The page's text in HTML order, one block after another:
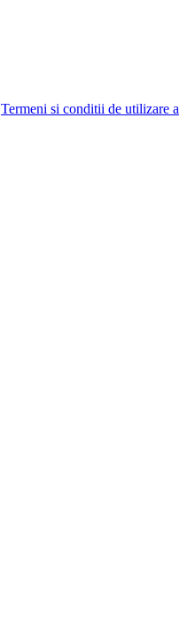
Termeni si conditii de utilizare a